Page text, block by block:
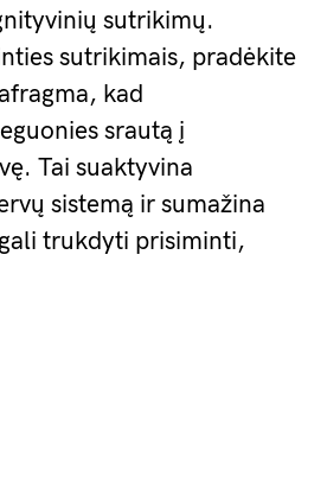
sutrikimų.
sutrikimais, pradėkite
kad
srautą į
Tai suaktyvina
sistemą ir sumažina
trukdyti prisiminti,